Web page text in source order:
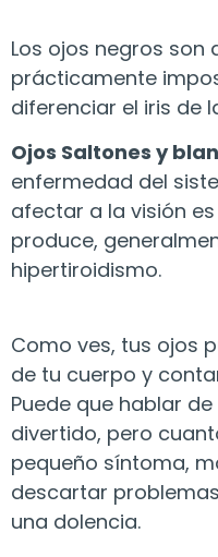
Los ojos negros son
prácticamente
diferenciar el iris de
Ojos Saltones y
enfermedad del
afectar a la visión
produce,
hipertiroidismo.
Como ves, tus ojos
de tu cuerpo y
Puede que hablar
divertido, pero
pequeño síntoma,
descartar
una dolencia.